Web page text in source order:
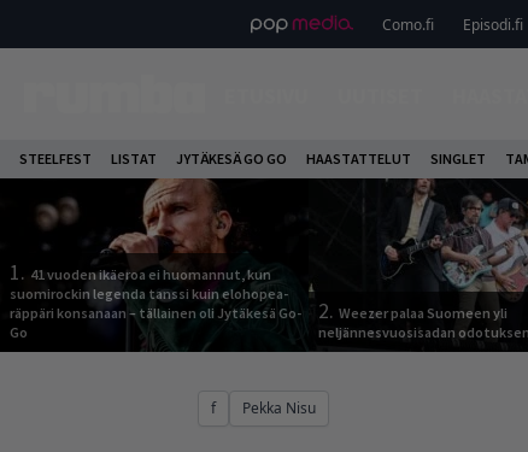
Como.fi Episodi.fi
STEELFEST LISTAT JYTÄKESÄ GO GO HAASTATTELUT SINGLET
1. 41 vuoden ikäeroa ei huomannut, kun
suomirockin legenda tanssi kuin elohopea-
räppäri konsanaan – tällainen oli Jytäkesä Go-
Go
2. Weezer palaa Suomeen yli
neljännesvuosisadan
f Pekka Nisu